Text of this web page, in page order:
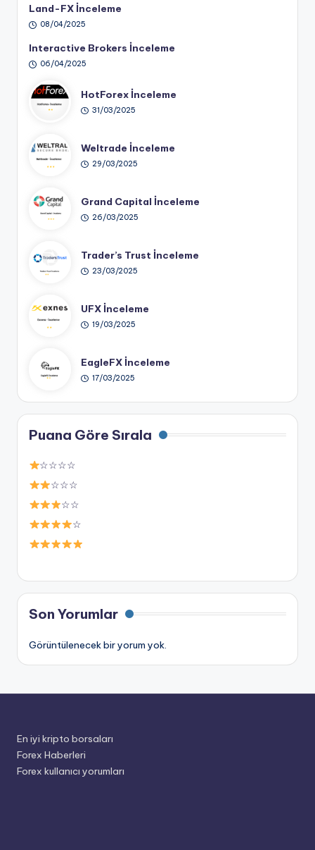
Land-FX İnceleme
08/04/2025
Interactive Brokers İnceleme
06/04/2025
HotForex İnceleme
31/03/2025
Weltrade İnceleme
29/03/2025
Grand Capital İnceleme
26/03/2025
Trader’s Trust İnceleme
23/03/2025
UFX İnceleme
19/03/2025
EagleFX İnceleme
17/03/2025
Puana Göre Sırala
☆☆☆☆
☆☆☆
☆☆
☆
Son Yorumlar
Görüntülenecek bir yorum yok.
En iyi kripto borsaları
Forex Haberleri
Forex kullanıcı yorumları